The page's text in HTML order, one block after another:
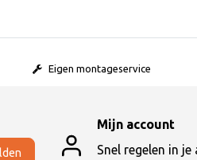
Eigen montageservice
Mijn account
Snel regelen in